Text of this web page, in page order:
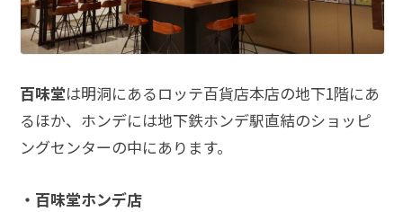
百味堂は明洞にあるロッテ百貨店本店の地下1階にあ
るほか、ホンデには地下鉄ホンデ駅直結のショッピ
ングセンターの中にあります。
・百味堂ホンデ店